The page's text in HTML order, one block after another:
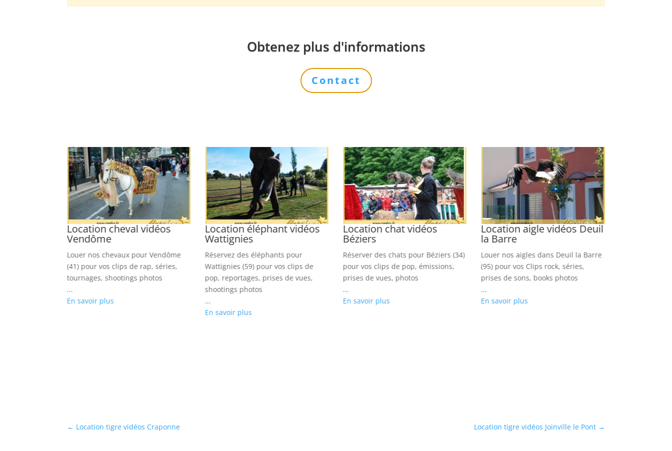
Obtenez plus d'informations
Contact
Location cheval vidéos
Vendôme
Louer nos chevaux pour Vendôme
(41) pour vos clips de rap, séries,
tournages, shootings photos
...
En savoir plus
Location éléphant vidéos
Wattignies
Réservez des éléphants pour
Wattignies (59) pour vos clips de
pop, reportages, prises de vues,
shootings photos
...
En savoir plus
Location chat vidéos
Béziers
Réserver des chats pour Béziers (34)
pour vos clips de pop, émissions,
prises de vues, photos
...
En savoir plus
Location aigle vidéos Deuil
la Barre
Louer nos aigles dans Deuil la Barre
(95) pour vos Clips rock, séries,
prises de sons, books photos
...
En savoir plus
← Location tigre vidéos Craponne Location tigre vidéos Joinville le Pont→